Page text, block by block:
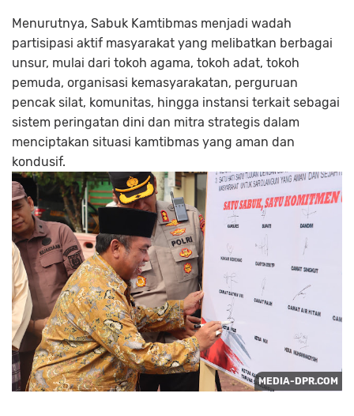
Menurutnya, Sabuk Kamtibmas menjadi wadah
partisipasi aktif masyarakat yang melibatkan berbagai
unsur, mulai dari tokoh agama, tokoh adat, tokoh
pemuda, organisasi kemasyarakatan, perguruan
pencak silat, komunitas, hingga instansi terkait sebagai
sistem peringatan dini dan mitra strategis dalam
menciptakan situasi kamtibmas yang aman dan
kondusif.